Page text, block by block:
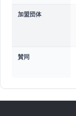
加盟団体
賛同